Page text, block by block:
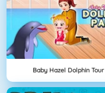
Baby Hazel Dolphin Tour